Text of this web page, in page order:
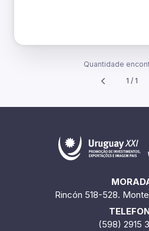
Quantidade
1 / 1
Rincón 518-528.
(598) 2915